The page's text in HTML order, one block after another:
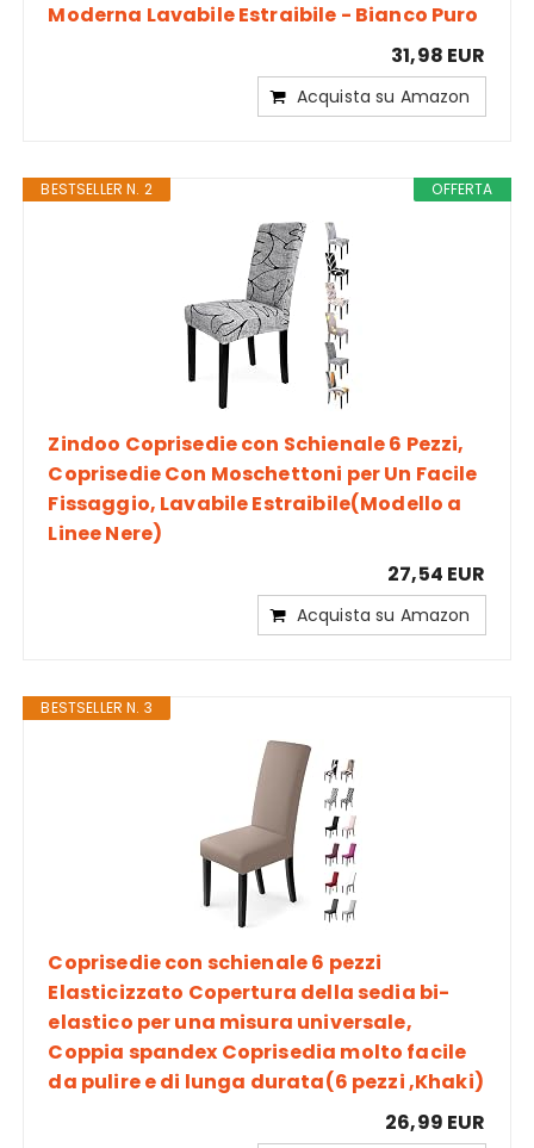
Moderna Lavabile Estraibile - Bianco Puro
31,98 EUR
Acquista su Amazon
OFFERTA
BESTSELLER N. 2
Zindoo Coprisedie con Schienale 6 Pezzi,
Coprisedie Con Moschettoni per Un Facile
Fissaggio, Lavabile Estraibile(Modello a
Linee Nere)
27,54 EUR
Acquista su Amazon
BESTSELLER N. 3
Coprisedie con schienale 6 pezzi
Elasticizzato Copertura della sedia bi-
elastico per una misura universale,
Coppia spandex Coprisedia molto facile
da pulire e di lunga durata(6 pezzi ,Khaki)
26,99 EUR